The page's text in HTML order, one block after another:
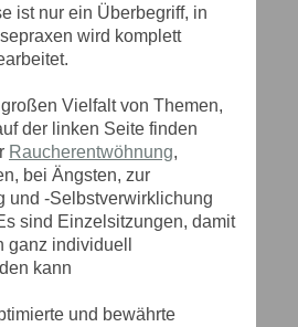
ist nur ein Überbegriff, in
wird komplett
Vielfalt von Themen,
der linken Seite finden
Raucherentwöhnung,
bei Ängsten, zur
und -Selbstverwirklichung
sind Einzelsitzungen, damit
individuell
kann
und bewährte